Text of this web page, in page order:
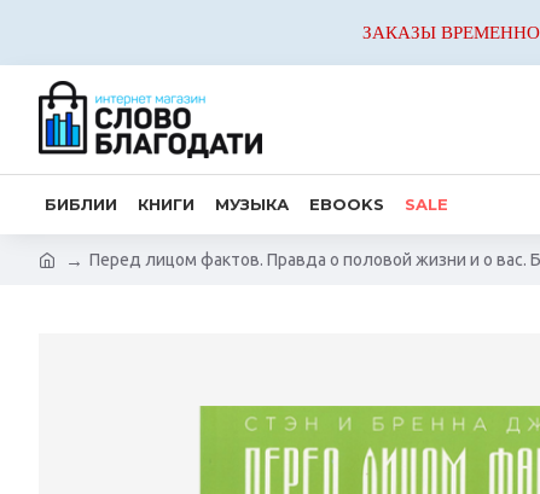
ЗАКАЗЫ
БИБЛИИ КНИГИ МУЗЫКА EBOOKS SALE
Перед лицом фактов. Правда о половой жизни и о вас.